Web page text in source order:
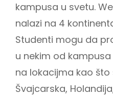
kampusa u svetu.
nalazi na 4
Studenti mogu da
u nekim od
na lokacijma kao što
Švajcarska,